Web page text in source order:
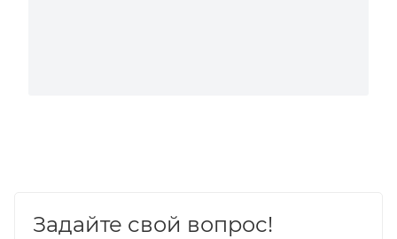
Задайте свой вопрос!